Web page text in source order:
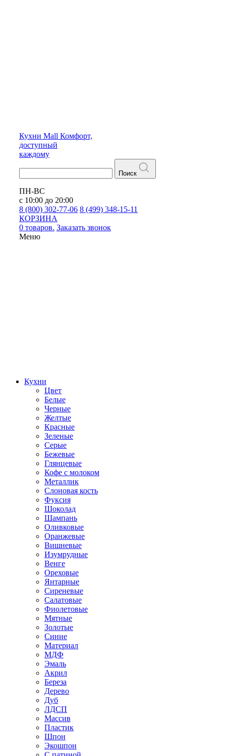
Кухни Mall Комфорт,
доступный
каждому
Поиск
ПН-ВС
с 10:00 до 20:00
8 (800) 302-77-06 8 (499) 348-15-11
КОРЗИНА
0 товаров. Заказать звонок
Меню
Кухни
Цвет
Белые
Черные
Желтые
Красные
Зеленые
Серые
Бежевые
Глянцевые
Кофе с молоком
Металлик
Слоновая кость
Фуксия
Шоколад
Шампань
Оливковые
Оранжевые
Вишневые
Изумрудные
Венге
Ореховые
Янтарные
Сиреневые
Салатовые
Фиолетовые
Мятные
Золотые
Синие
Материал
МДФ
Эмаль
Акрил
Береза
Дерево
Дуб
ЛДСП
Массив
Пластик
Шпон
Экошпон